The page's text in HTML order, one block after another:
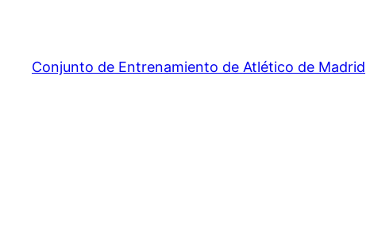
contenido
Conjunto de Entrenamiento de Atlético de Madrid